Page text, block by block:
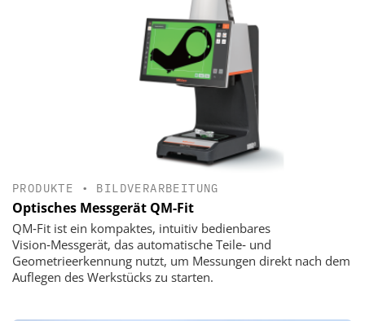
PRODUKTE • BILDVERARBEITUNG
Optisches Messgerät QM-Fit
QM‑Fit ist ein kompaktes, intuitiv bedienbares
Vision‑Messgerät, das automatische Teile‑ und
Geometrieerkennung nutzt, um Messungen direkt nach dem
Auflegen des Werkstücks zu starten.